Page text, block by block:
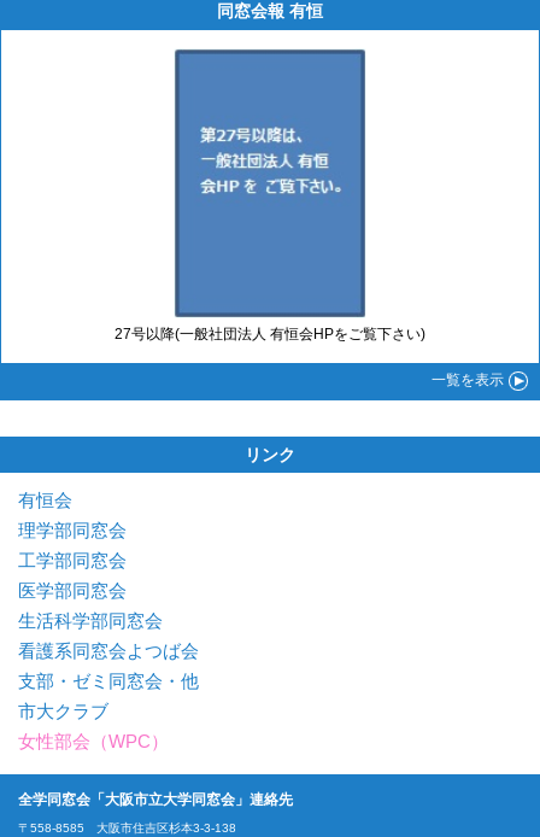
同窓会報 有恒
27号以降(一般社団法人 有恒会HPをご覧下さい)
一覧を表示
リンク
有恒会
理学部同窓会
工学部同窓会
医学部同窓会
生活科学部同窓会
看護系同窓会よつば会
支部・ゼミ同窓会・他
市大クラブ
女性部会（WPC）
全学同窓会「大阪市立大学同窓会」連絡先
〒558-8585 大阪市住吉区杉本3-3-138